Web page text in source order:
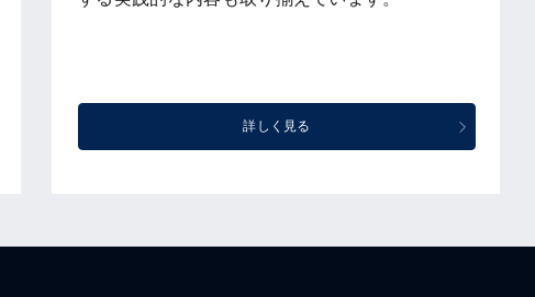
詳しく見る